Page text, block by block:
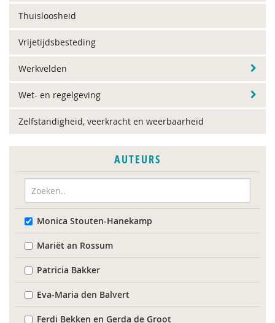
Thuisloosheid
Vrijetijdsbesteding
Werkvelden
Wet- en regelgeving
Zelfstandigheid, veerkracht en weerbaarheid
AUTEURS
Monica Stouten-Hanekamp
Mariët an Rossum
Patricia Bakker
Eva-Maria den Balvert
Ferdi Bekken en Gerda de Groot